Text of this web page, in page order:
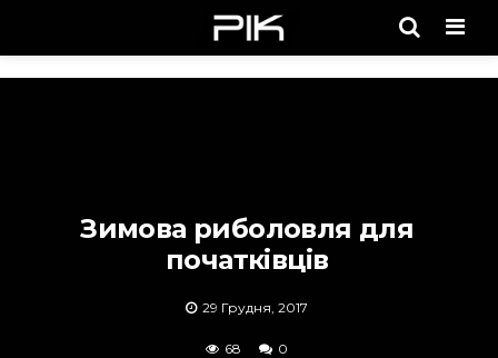
Зимова риболовля для
початківців
29 Грудня, 2017
68 0